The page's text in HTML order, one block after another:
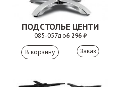
ПОДСТОЛЬЕ ЦЕНТИ
085-057до6 296 ₽
Заказ